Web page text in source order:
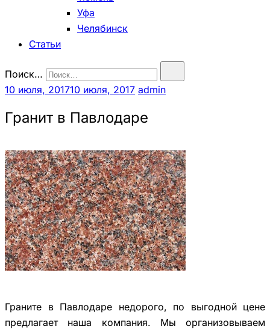
Уфа
Челябинск
Статьи
Поиск…
10 июля, 201710 июля, 2017 admin
Гранит в Павлодаре
Граните в Павлодаре недорого, по выгодной цене
предлагает наша компания. Мы организовываем